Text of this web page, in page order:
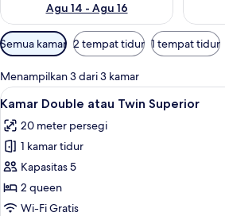
Agu 14 - Agu 16
Filter
tersedia
untuk
kamar
Semua kamar 2 tempat tidur 1 tempat tidur
Menampilkan 3 dari 3 kamar
Lihat
semua
foto
untuk
Kamar
Double
atau
Kamar
6
Kamar Double atau Twin Superior
20 meter persegi
1 kamar tidur
Kapasitas 5
2 queen
Wi-Fi Gratis